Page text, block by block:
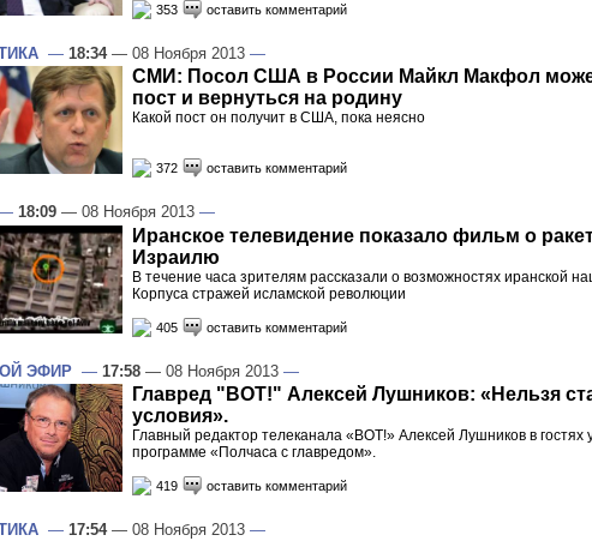
353 оставить комментарий
— 18:34— 08 Ноября 2013 —
СМИ: Посол США в России Майкл Макфол
пост и вернуться на родину
Какой пост он получит в США, пока неясно
372 оставить комментарий
18:09 — 08 Ноября 2013 —
Иранское телевидение показало фильм о
Израилю
В течение часа зрителям рассказали о возможностях иранской
Корпуса стражей исламской революции
405 оставить комментарий
ЭФИР — 17:58 — 08 Ноября 2013 —
Главред "ВОТ!" Алексей Лушников: «Нельзя
условия».
Главный редактор телеканала «ВОТ!» Алексей Лушников в
программе «Полчаса с главредом».
419 оставить комментарий
— 17:54— 08 Ноября 2013 —